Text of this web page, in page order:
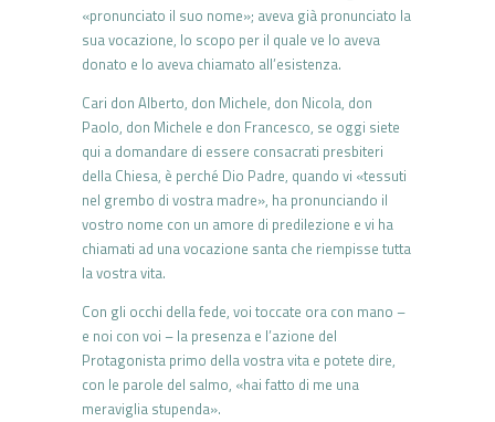
«pronunciato il suo nome»; aveva già pronunciato la
sua vocazione, lo scopo per il quale ve lo aveva
donato e lo aveva chiamato all’esistenza.
Cari don Alberto, don Michele, don Nicola, don
Paolo, don Michele e don Francesco, se oggi siete
qui a domandare di essere consacrati presbiteri
della Chiesa, è perché Dio Padre, quando vi «tessuti
nel grembo di vostra madre», ha pronunciando il
vostro nome con un amore di predilezione e vi ha
chiamati ad una vocazione santa che riempisse tutta
la vostra vita.
Con gli occhi della fede, voi toccate ora con mano –
e noi con voi – la presenza e l’azione del
Protagonista primo della vostra vita e potete dire,
con le parole del salmo, «hai fatto di me una
meraviglia stupenda».